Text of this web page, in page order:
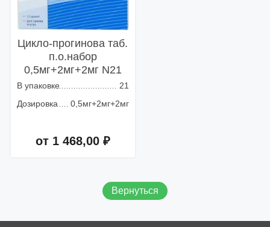
Цикло-прогинова таб.
п.о.набор
0,5мг+2мг+2мг N21
В упаковке
21
Дозировка
0,5мг+2мг+2мг
от 1 468,00 ₽
Вернуться